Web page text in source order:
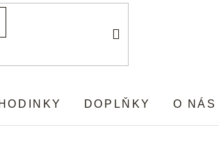
HODINKY DOPLŇKY O NÁS